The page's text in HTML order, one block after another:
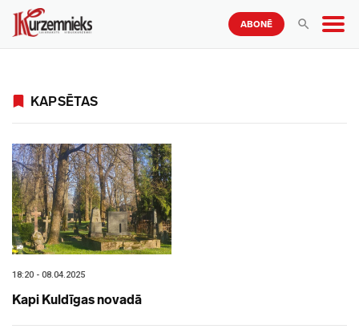
ABONĒ
KAPSĒTAS
18:20 - 08.04.2025
Kapi Kuldīgas novadā